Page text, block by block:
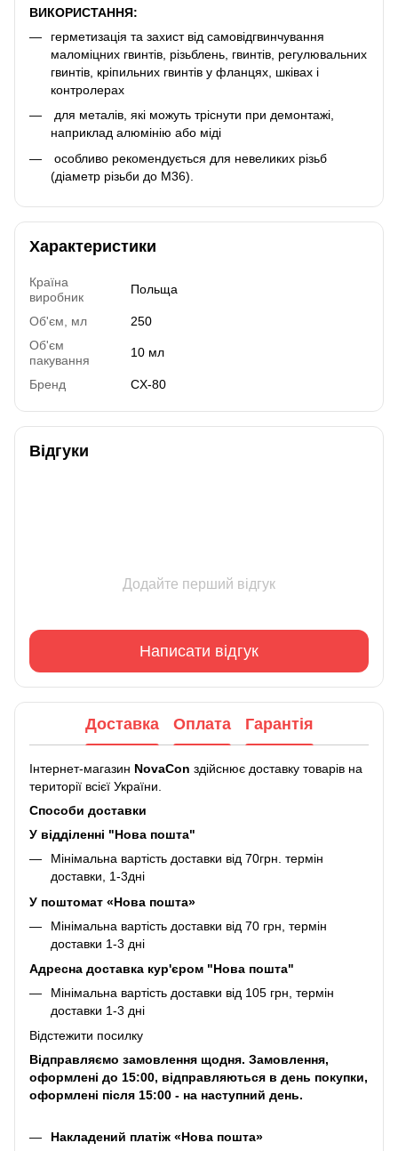
ВИКОРИСТАННЯ:
герметизація та захист від самовідгвинчування
маломіцних гвинтів, різьблень, гвинтів, регулювальних
гвинтів, кріпильних гвинтів у фланцях, шківах і
контролерах
для металів, які можуть тріснути при демонтажі,
наприклад алюмінію або міді
особливо рекомендується для невеликих різьб
(діаметр різьби до М36).
Характеристики
Країна
виробник
Польща
Об'єм, мл
250
Об'єм
пакування
10 мл
Бренд CX-80
Відгуки
Додайте перший відгук
Написати відгук
Доставка Оплата Гарантія
Інтернет-магазин NovaCon здійснює доставку товарів на
території всієї України.
Способи доставки
У відділенні "Нова пошта"
Мінімальна вартість доставки від 70грн. термін
доставки, 1-3дні
У поштомат «Нова пошта»
Мінімальна вартість доставки від 70 грн, термін
доставки 1-3 дні
Адресна доставка кур'єром "Нова пошта"
Мінімальна вартість доставки від 105 грн, термін
доставки 1-3 дні
Відстежити посилку
Відправляємо замовлення щодня. Замовлення,
оформлені до 15:00, відправляються в день покупки,
оформлені після 15:00 - на наступний день.
Накладений платіж «Нова пошта»